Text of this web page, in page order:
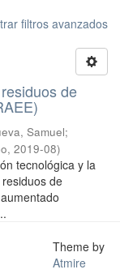
filtros avanzados
de
Samuel;
, 2019-08)
tecnológica y la
de
Theme by
Atmire